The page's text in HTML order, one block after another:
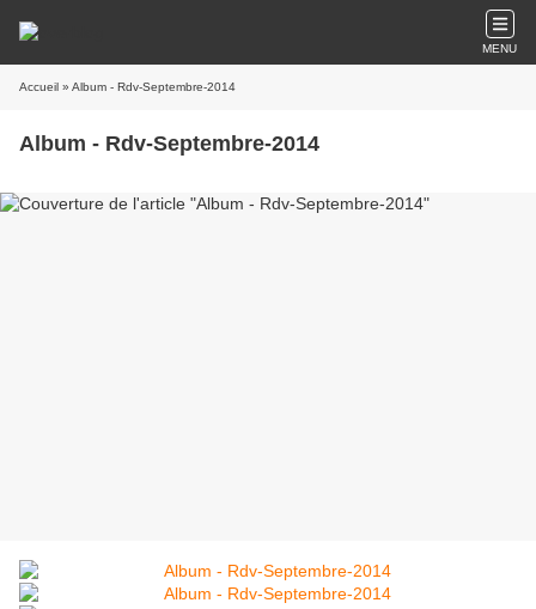
MENU
Accueil » Album - Rdv-Septembre-2014
Album - Rdv-Septembre-2014